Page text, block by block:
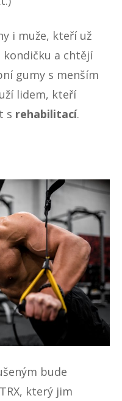
i muže, kteří už
kondičku a chtějí
gumy s menším
lidem, kteří
s rehabilitací.
bude
který jim